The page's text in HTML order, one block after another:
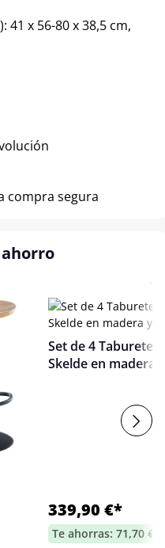
41 x 56-80 x 38,5 cm,
compra segura
Set de 4 Taburetes
Skelde en madera
339,90 €*
Te ahorras: 71,70 €